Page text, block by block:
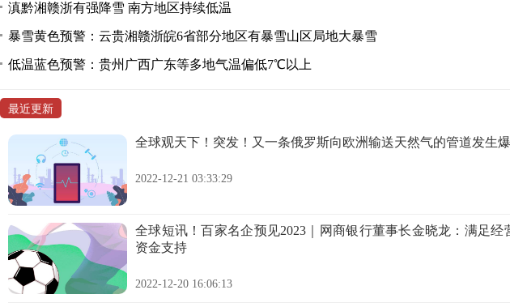
滇黔湘赣浙有强降雪 南方地区持续低温
暴雪黄色预警：云贵湘赣浙皖6省部分地区有暴雪山区局地大暴雪
低温蓝色预警：贵州广西广东等多地气温偏低7℃以上
最近更新
全球观天下！突发！又一条俄罗斯向欧洲输送天然气的管道发生
2022-12-21 03:33:29
全球短讯！百家名企预见2023｜网商银行董事长金晓龙：满足经
资金支持
2022-12-20 16:06:13